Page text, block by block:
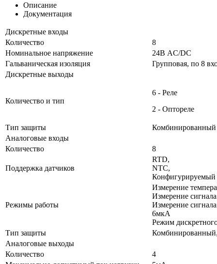
Описание
Документация
Дискретные входы
Количество
8
Номинальное напряжение
24В AC/DC
Гальваническая изоляция
Групповая, по 8
Дискретные выходы
Количество и тип
6 - Реле
2 - Оптореле
Тип защиты
Комбинированный
Аналоговые входы
Количество
8
Поддержка датчиков
RTD,
NTC,
Конфигурируемый
Режимы работы
Измерение
Измерение
Измерение
6мкА
Режим
Тип защиты
Аналоговые выходы
Количество
4